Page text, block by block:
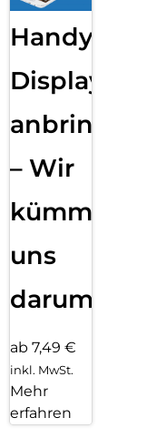
Handy
Displayfolie
anbringen
– Wir
kümmern
uns
darum!
ab 7,49 €
inkl. MwSt.
Mehr
erfahren